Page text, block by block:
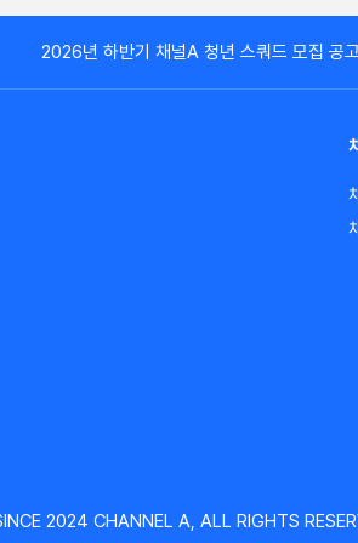
2026년 하반기 채널A 청년 스쿼드 모집 공
2024 CHANNEL A, ALL RIGHTS